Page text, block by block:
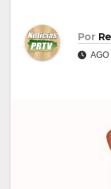
Por
AGO